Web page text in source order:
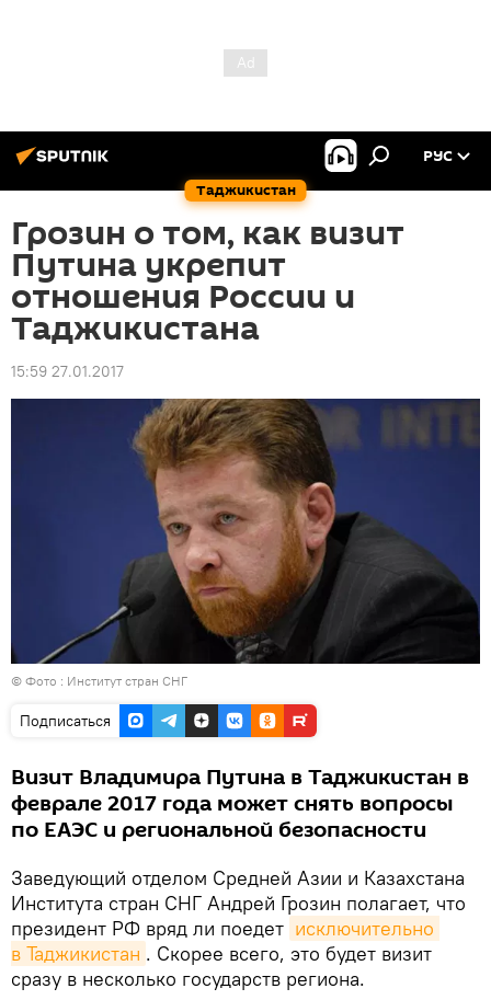
Таджикистан
РУС
Грозин о том, как визит
Путина укрепит
отношения России и
Таджикистана
15:59 27.01.2017
© Фото : Институт стран СНГ
Подписаться
Визит Владимира Путина в Таджикистан в
феврале 2017 года может снять вопросы
по ЕАЭС и региональной безопасности
Заведующий отделом Средней Азии и Казахстана
Института стран СНГ Андрей Грозин полагает, что
президент РФ вряд ли поедет исключительно
в Таджикистан . Скорее всего, это будет визит
сразу в несколько государств региона.